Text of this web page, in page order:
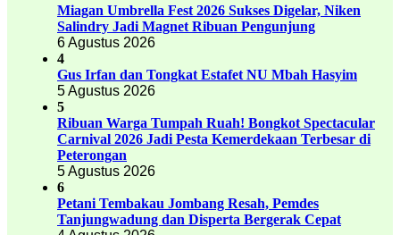
Miagan Umbrella Fest 2026 Sukses Digelar, Niken
Salindry Jadi Magnet Ribuan Pengunjung
6 Agustus 2026
4
Gus Irfan dan Tongkat Estafet NU Mbah Hasyim
5 Agustus 2026
5
Ribuan Warga Tumpah Ruah! Bongkot Spectacular
Carnival 2026 Jadi Pesta Kemerdekaan Terbesar di
Peterongan
5 Agustus 2026
6
Petani Tembakau Jombang Resah, Pemdes
Tanjungwadung dan Disperta Bergerak Cepat